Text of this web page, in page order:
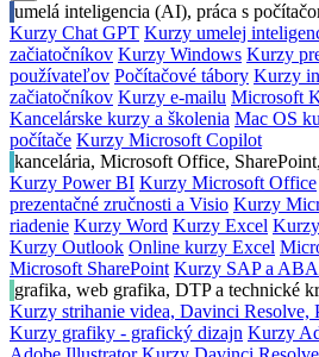
umelá inteligencia (AI), práca s
Kurzy Chat GPT Kurzy umelej
začiatočníkov Kurzy Windows Kurzy
používateľov Počítačové tábory Kurzy
začiatočníkov Kurzy e-mailu Microsoft
Kancelárske kurzy a školenia Mac OS
počítače Kurzy Microsoft Copilot
kancelária, Microsoft Office,
Kurzy Power BI Kurzy Microsoft Office
prezentačné zručnosti a Visio Kurzy
riadenie Kurzy Word Kurzy Excel
Kurzy Outlook Online kurzy Excel
Microsoft SharePoint Kurzy SAP a
grafika, web grafika, DTP a technické
Kurzy strihanie videa, Davinci Resolve,
Kurzy grafiky - grafický dizajn Kurzy